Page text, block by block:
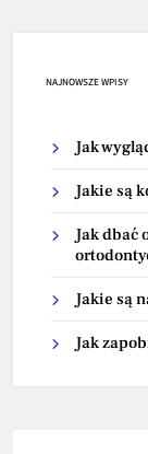
NAJNOWSZE WPISY
Jak
Jakie są
Jak dbać
Jakie są
Jak